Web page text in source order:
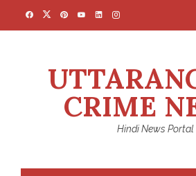
CRIME
Hindi News Portal